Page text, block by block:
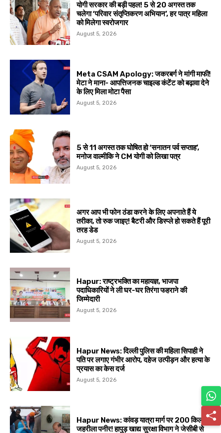
योगी सरकार की बड़ी पहल! 5 से 20 अगस्त तक
चलेगा ‘परिवार संतृप्तिकरण अभियान’, हर पात्र महिला
को मिलेगा स्वरोजगार
August 5, 2026
Meta CSAM Apology: जकरबर्ग ने मांगी माफी!
मेटा ने माना- आपत्तिजनक चाइल्ड कंटेंट को बढ़ावा देने
के लिए मिला मोटा पैसा
August 5, 2026
5 से 11 अगस्त तक घोषित हो ‘सनातन पर्व सप्ताह’,
मनोज वाल्मीकि ने CM योगी को लिखा पत्र
August 5, 2026
अगर आप भी फोन ठंडा करने के लिए अपनाते हैं ये
तरीका, तो रुक जाइए! बैटरी और डिस्प्ले हो सकते हैं पूरी
तरह डेड
August 5, 2026
Hapur: राष्ट्रभक्ति का महायज्ञ, भाजपा
पदाधिकारियों ने ली घर-घर तिरंगा फहराने की
जिम्मेदारी
August 5, 2026
Hapur News: दिल्ली पुलिस की महिला सिपाही ने
पति पर लगाए गंभीर आरोप, दहेज उत्पीड़न और हत्या के
प्रयास का केस दर्ज
August 5, 2026
Hapur News: कांवड़ यात्रा मार्ग पर 200 किलो
जहरीला पनीर! हापुड़ खाद्य सुरक्षा विभाग ने जेसीबी से